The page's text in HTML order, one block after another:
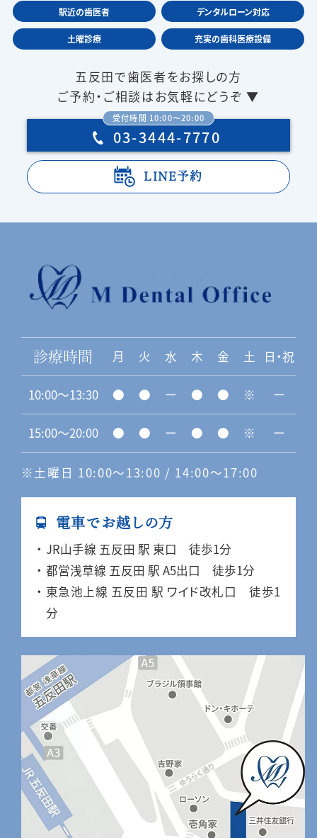
駅近の歯医者 デンタルローン対応
土曜診療 充実の歯科医療設備
五反田で歯医者をお探しの方
ご予約・ご相談はお気軽にどうぞ ▼
受付時間 10:00〜20:00
03-3444-7770
LINE予約
診療時間 月 火 水 木 金 土 日・祝
10:00〜13:30 ● ● ー ● ● ※ ー
15:00〜20:00 ● ● ー ● ● ※ ー
※土曜日 10:00〜13:00 / 14:00〜17:00
電車でお越しの方
JR山手線 五反田 駅 東口 徒歩1分
都営浅草線 五反田 駅 A5出口 徒歩1分
東急池上線 五反田 駅 ワイド改札口 徒歩1
分